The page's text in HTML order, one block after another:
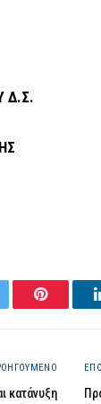
Δ.Σ.
Pinterest
κατάνυξη